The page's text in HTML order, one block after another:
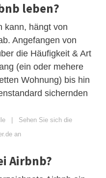
leben?
kann, hängt von
Angefangen von
die Häufigkeit & Art
(ein oder mehere
Wohnung) bis hin
sichernden
Sehen Sie sich die
an
Airbnb?